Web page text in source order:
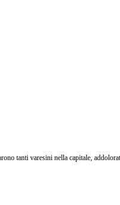
tanti varesini nella capitale,